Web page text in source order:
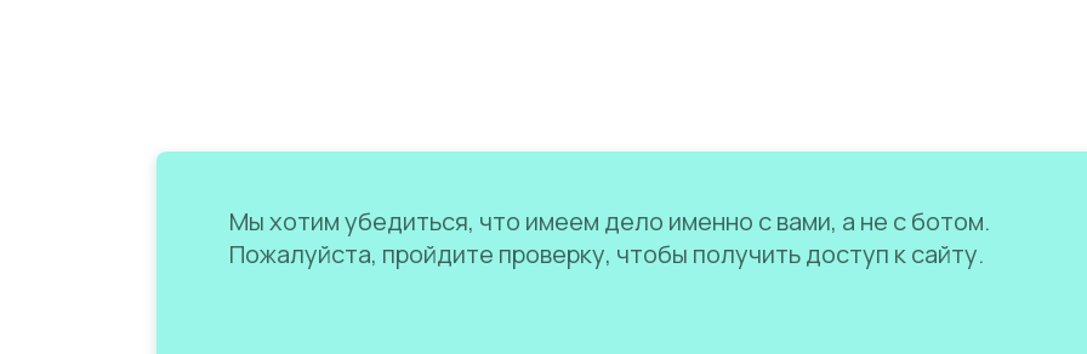
Мы хотим убедиться, что имеем дело именно с вами, а не с ботом.
Пожалуйста, пройдите проверку, чтобы получить доступ к сайту.